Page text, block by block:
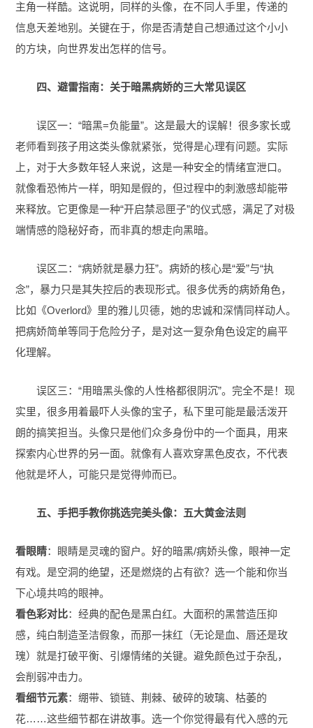
主角一样酷。这说明，同样的头像，在不同人手里，传递的
信息天差地别。关键在于，你是否清楚自己想通过这个小小
的方块，向世界发出怎样的信号。
四、避雷指南：关于暗黑病娇的三大常见误区
误区一：“暗黑=负能量”。这是最大的误解！很多家长或
老师看到孩子用这类头像就紧张，觉得是心理有问题。实际
上，对于大多数年轻人来说，这是一种安全的情绪宣泄口。
就像看恐怖片一样，明知是假的，但过程中的刺激感却能带
来释放。它更像是一种“开启禁忌匣子”的仪式感，满足了对极
端情感的隐秘好奇，而非真的想走向黑暗。
误区二：“病娇就是暴力狂”。病娇的核心是“爱”与“执
念”，暴力只是其失控后的表现形式。很多优秀的病娇角色，
比如《Overlord》里的雅儿贝德，她的忠诚和深情同样动人。
把病娇简单等同于危险分子，是对这一复杂角色设定的扁平
化理解。
误区三：“用暗黑头像的人性格都很阴沉”。完全不是！现
实里，很多用着最吓人头像的宝子，私下里可能是最活泼开
朗的搞笑担当。头像只是他们众多身份中的一个面具，用来
探索内心世界的另一面。就像有人喜欢穿黑色皮衣，不代表
他就是坏人，可能只是觉得帅而已。
五、手把手教你挑选完美头像：五大黄金法则
看眼睛：眼睛是灵魂的窗户。好的暗黑/病娇头像，眼神一定
有戏。是空洞的绝望，还是燃烧的占有欲？选一个能和你当
下心境共鸣的眼神。
看色彩对比：经典的配色是黑白红。大面积的黑营造压抑
感，纯白制造圣洁假象，而那一抹红（无论是血、唇还是玫
瑰）就是打破平衡、引爆情绪的关键。避免颜色过于杂乱，
会削弱冲击力。
看细节元素：绷带、锁链、荆棘、破碎的玻璃、枯萎的
花……这些细节都在讲故事。选一个你觉得最有代入感的元